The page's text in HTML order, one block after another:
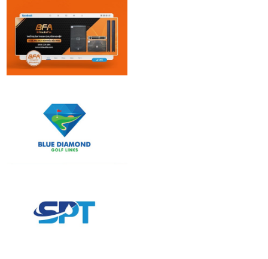
Brand identity
identity Design
Design